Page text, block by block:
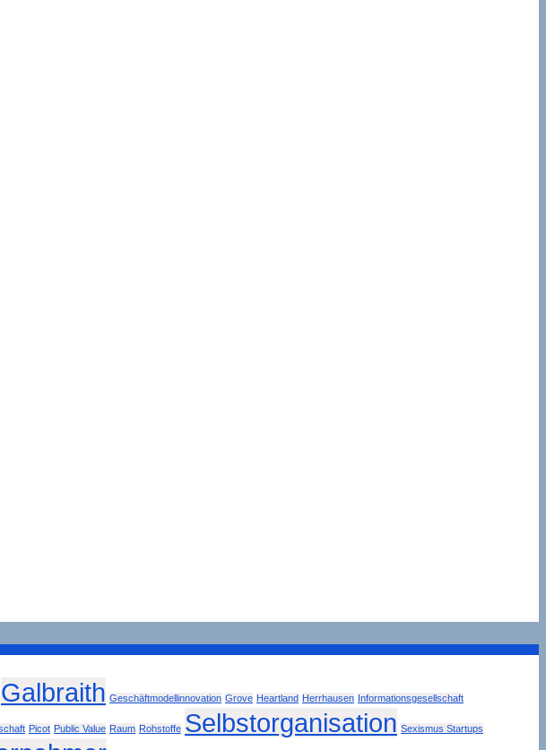
Galbraith Geschäftmodellinnovation Grove Heartland Herrhausen Informationsgesellschaft
Picot Public Value Raum Rohstoffe Selbstorganisation Sexismus Startups